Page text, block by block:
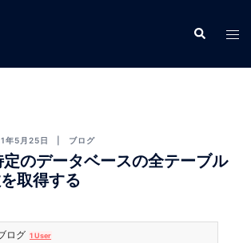
年5月25日 ブログ
定のデータベースの全テーブル
取得する
ログ 1 User